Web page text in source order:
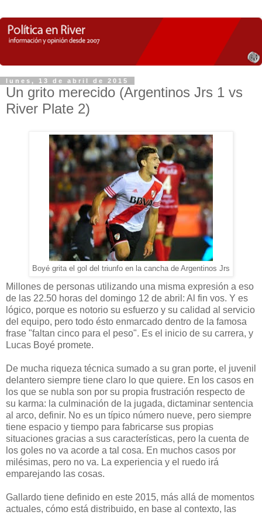
lunes, 13 de abril de 2015
Un grito merecido (Argentinos Jrs 1 vs
River Plate 2)
Boyé grita el gol del triunfo en la cancha de Argentinos Jrs
Millones de personas utilizando una misma expresión a eso
de las 22.50 horas del domingo 12 de abril: Al fin vos. Y es
lógico, porque es notorio su esfuerzo y su calidad al servicio
del equipo, pero todo ésto enmarcado dentro de la famosa
frase "faltan cinco para el peso". Es el inicio de su carrera, y
Lucas Boyé promete.
De mucha riqueza técnica sumado a su gran porte, el juvenil
delantero siempre tiene claro lo que quiere. En los casos en
los que se nubla son por su propia frustración respecto de
su karma: la culminación de la jugada, dictaminar sentencia
al arco, definir. No es un típico número nueve, pero siempre
tiene espacio y tiempo para fabricarse sus propias
situaciones gracias a sus características, pero la cuenta de
los goles no va acorde a tal cosa. En muchos casos por
milésimas, pero no va. La experiencia y el ruedo irá
emparejando las cosas.
Gallardo tiene definido en este 2015, más allá de momentos
actuales, cómo está distribuido, en base al contexto, las